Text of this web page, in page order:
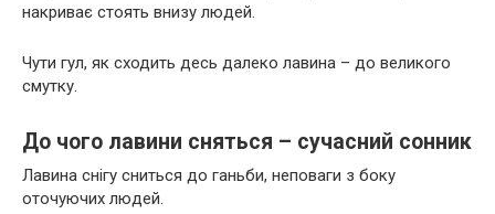
накриває стоять внизу людей.
Чути гул, як сходить десь далеко лавина – до великого
смутку.
До чого лавини сняться – сучасний сонник
Лавина снігу сниться до ганьби, неповаги з боку
оточуючих людей.